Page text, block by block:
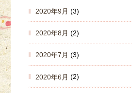
2020年9月 (3)
2020年8月 (2)
2020年7月 (3)
2020年6月 (2)